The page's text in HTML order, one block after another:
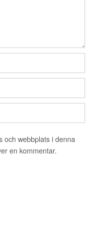
och webbplats i denna
en kommentar.